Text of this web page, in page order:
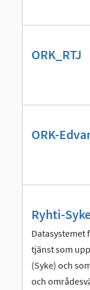
ORK_RTJ
ORK-
Ryhti-
Datasystemet
tjänst som
(Syke) och
och